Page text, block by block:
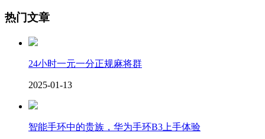
热门文章
24小时一元一分正规麻将群
2025-01-13
智能手环中的贵族，华为手环B3上手体验